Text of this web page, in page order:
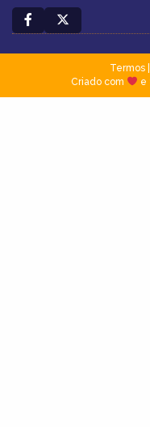
Termos|
Criado com
e